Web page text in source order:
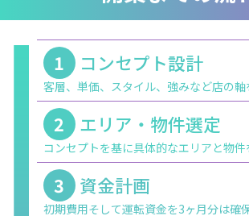
1 コンセプト設計
客層、単価、スタイル、強みなど店の軸
2 エリア・物件選定
コンセプトを基に具体的なエリアと物件
3 資金計画
初期費用そして運転資金を3ヶ月分は確